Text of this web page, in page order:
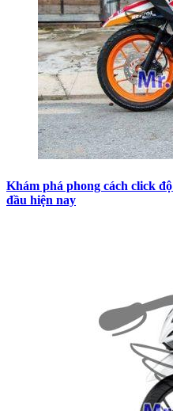
Khám phá phong cách click
đầu hiện nay